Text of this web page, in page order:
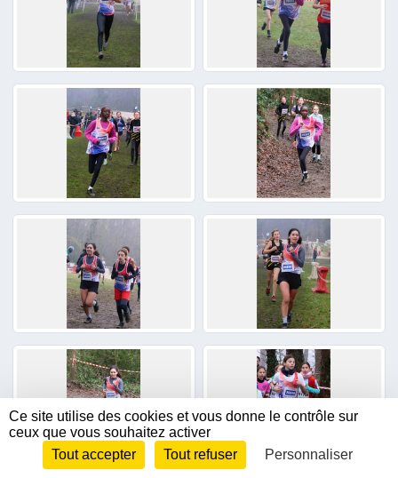
Envie de participer ? CONNEXION
Ce site utilise des cookies et vous donne le contrôle sur
ceux que vous souhaitez activer
Tout accepter
Tout refuser Personnaliser